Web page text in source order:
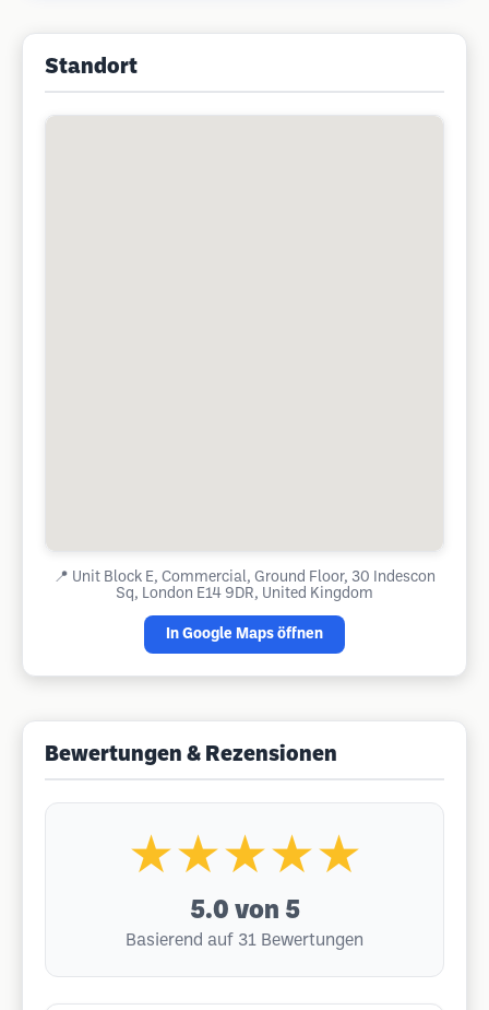
Standort
📍 Unit Block E, Commercial, Ground Floor, 30 Indescon
Sq, London E14 9DR, United Kingdom
In Google Maps öffnen
Bewertungen & Rezensionen
★★★★★
5.0 von 5
Basierend auf 31 Bewertungen